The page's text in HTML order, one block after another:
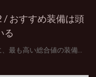
/ おすすめ装備は頭
る
最も高い総合値の装備...